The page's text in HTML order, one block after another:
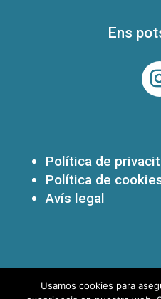
Ens
Política de
Política de
Avís legal
Usamos cookies para